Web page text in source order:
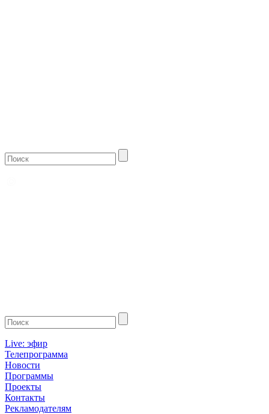
Live: эфир
Телепрограмма
Новости
Программы
Проекты
Контакты
Рекламодателям